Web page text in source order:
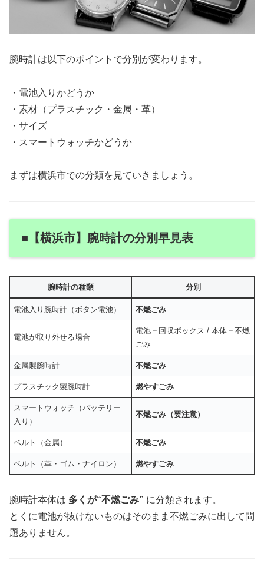
腕時計は以下のポイントで分別が変わります。
・電池入りかどうか
・素材（プラスチック・金属・革）
・サイズ
・スマートウォッチかどうか
まずは横浜市での分類を見ていきましょう。
■【横浜市】腕時計の分別早見表
腕時計の種類 分別
電池入り腕時計（ボタン電池） 不燃ごみ
電池が取り外せる場合
電池＝回収ボックス / 本体＝不燃
ごみ
金属製腕時計 不燃ごみ
プラスチック製腕時計 燃やすごみ
スマートウォッチ（バッテリー
入り）
不燃ごみ（要注意）
ベルト（金属） 不燃ごみ
ベルト（革・ゴム・ナイロン） 燃やすごみ
腕時計本体は 多くが“不燃ごみ” に分類されます。
とくに電池が抜けないものはそのまま不燃ごみに出して問
題ありません。